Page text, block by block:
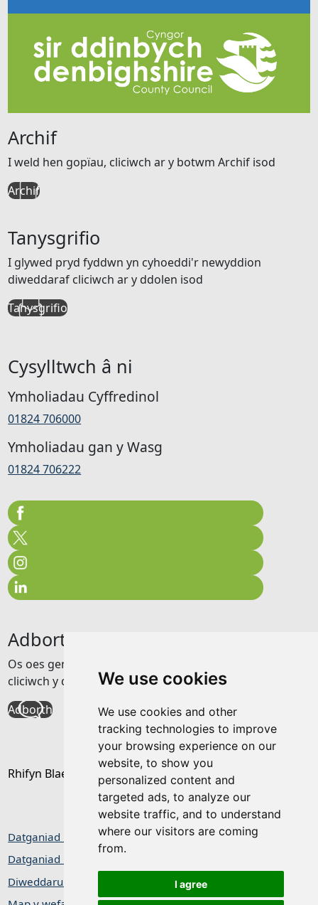
We use cookies
We use cookies and other
tracking technologies to improve
your browsing experience on our
website, to show you
personalized content and
targeted ads, to analyze our
website traffic, and to understand
where our visitors are coming
from.
I agree
Archif
I weld hen gopïau, cliciwch ar y botwm Archif isod
Archif
Tanysgrifio
I glywed pryd fyddwn yn cyhoeddi'r newyddion
diweddaraf cliciwch ar y ddolen isod
Tanysgrifio
Cysylltwch â ni
Ymholiadau Cyffredinol
01824 706000
Ymholiadau gan y Wasg
01824 706222
Adborth
Os oes gennych unrhyw adborth am y wefan hon
cliciwch y ddolen isod
Adborth
Rhifyn Blaenorol
Datganiad hygyrchedd
Datganiad Preifatrwydd / Cwcis
Diweddaru dewisiadau cwcis